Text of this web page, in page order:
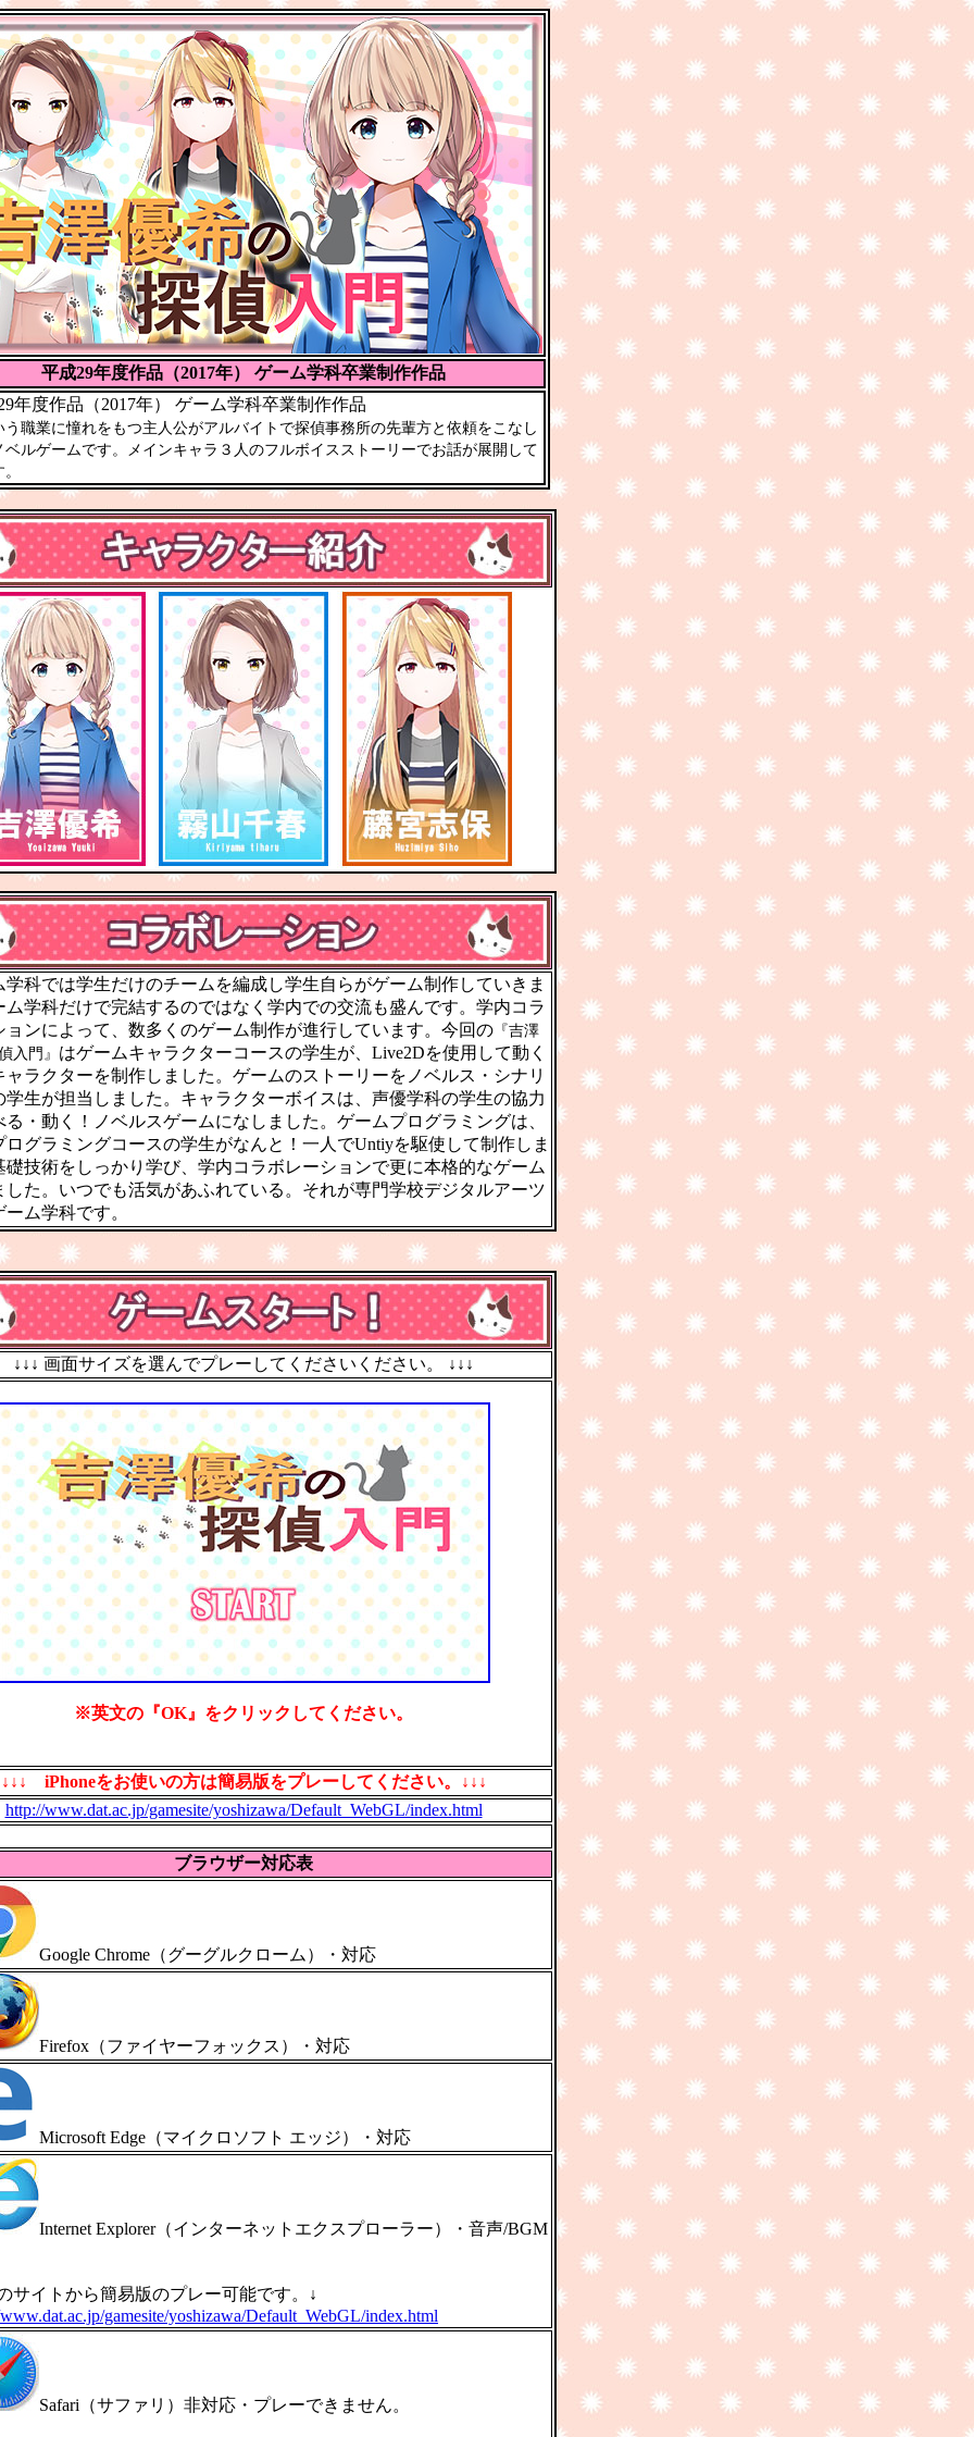
平成29年度作品（2017年） ゲーム学科卒業制作作品
度作品（2017年） ゲーム学科卒業制作作品
う職業に憧れをもつ主人公がアルバイトで探偵事務所の先輩方と依頼をこなし
ベルゲームです。メインキャラ３人のフルボイスストーリーでお話が展開して
科では学生だけのチームを編成し学生自らがゲーム制作していきま
ム学科だけで完結するのではなく学内での交流も盛んです。学内コラ
ョンによって、数多くのゲーム制作が進行しています。今回の 『吉澤
入門』 はゲームキャラクターコースの学生が、Live2Dを使用して動く
ャラクターを制作しました。ゲームのストーリーをノベルス・シナリ
学生が担当しました。キャラクターボイスは、声優学科の学生の協力
る・動く！ノベルスゲームになしました。ゲームプログラミングは、
ログラミングコースの学生がなんと！一人でUntiyを駆使して制作しま
礎技術をしっかり学び、学内コラボレーションで更に本格的なゲーム
した。いつでも活気があふれている。それが専門学校デジタルアーツ
ム学科です。
↓↓↓ 画面サイズを選んでプレーしてくださいください。 ↓↓↓
※英文の『OK』をクリックしてください。
↓↓↓ iPhoneをお使いの方は簡易版をプレーしてください。↓↓↓
http://www.dat.ac.jp/gamesite/yoshizawa/Default_WebGL/index.html
ブラウザー対応表
Google Chrome（グーグルクローム）・対応
Firefox（ファイヤーフォックス）・対応
Microsoft Edge（マイクロソフト エッジ）・対応
Internet Explorer（インターネットエクスプローラー）・音声/BGM
サイトから簡易版のプレー可能です。↓
gamesite/yoshizawa/Default_WebGL/index.html
Safari（サファリ）非対応・プレーできません。